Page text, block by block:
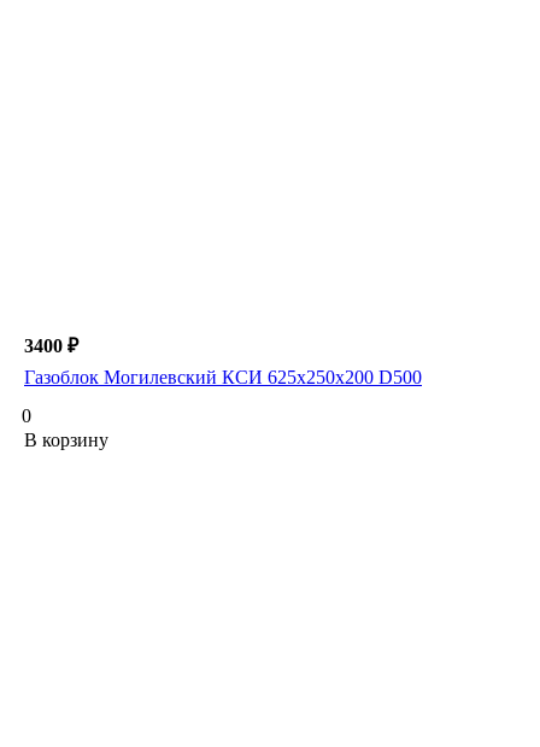
3400 ₽
Газоблок Могилевский КСИ 625х250х200 D500
0
В корзину